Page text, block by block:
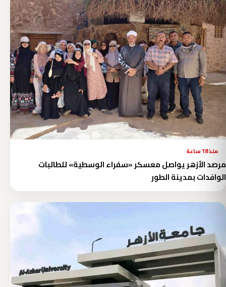
منذ 18 ساعة
مرصد الأزهر يواصل معسكر «سفراء الوسطية» للطالبات
الوافدات بمدينة الطور